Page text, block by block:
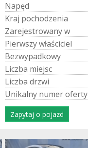
Napęd
Kraj pochodzenia
Zarejestrowanyw
Pierwszywłaściciel
Bezwypadkowy
Liczba miejsc
Liczba drzwi
Unikalny numeroferty
Zapytaj o pojazd